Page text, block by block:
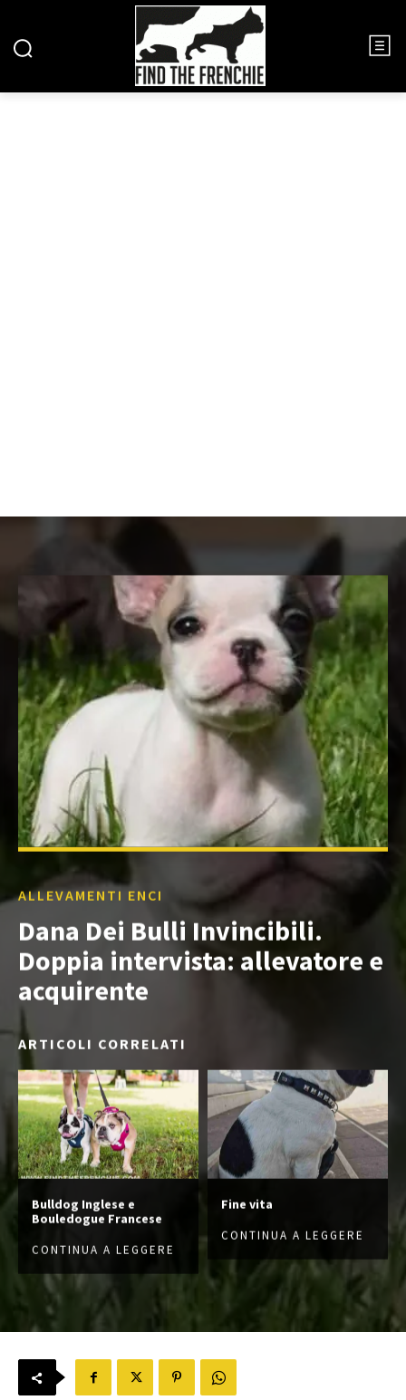
ALLEVAMENTI ENCI
Dana Dei Bulli Invincibili.
Doppia intervista: allevatore e
acquirente
ARTICOLI CORRELATI
Bulldog Inglese e
Bouledogue Francese
CONTINUA A LEGGERE
Fine vita
CONTINUA A LEGGERE